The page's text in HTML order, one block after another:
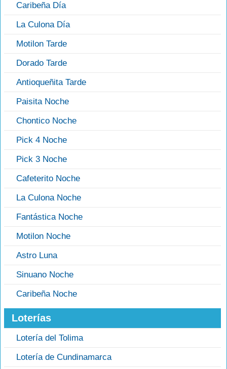
Caribeña Día
La Culona Día
Motilon Tarde
Dorado Tarde
Antioqueñita Tarde
Paisita Noche
Chontico Noche
Pick 4 Noche
Pick 3 Noche
Cafeterito Noche
La Culona Noche
Fantástica Noche
Motilon Noche
Astro Luna
Sinuano Noche
Caribeña Noche
Loterías
Lotería del Tolima
Lotería de Cundinamarca